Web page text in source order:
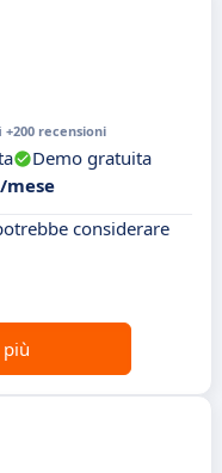
+200 recensioni
Demo gratuita
mese
considerare
più